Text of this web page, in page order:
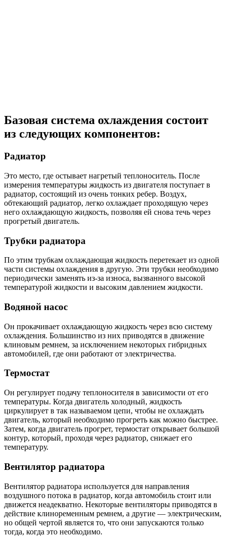
Базовая система охлаждения состоит
из следующих компонентов:
Радиатор
Это место, где остывает нагретый теплоноситель. После
измерения температуры жидкость из двигателя поступает в
радиатор, состоящий из очень тонких ребер. Воздух,
обтекающий радиатор, легко охлаждает проходящую через
него охлаждающую жидкость, позволяя ей снова течь через
прогретый двигатель.
Трубки радиатора
По этим трубкам охлаждающая жидкость перетекает из одной
части системы охлаждения в другую. Эти трубки необходимо
периодически заменять из-за износа, вызванного высокой
температурой жидкости и высоким давлением жидкости.
Водяной насос
Он прокачивает охлаждающую жидкость через всю систему
охлаждения. Большинство из них приводятся в движение
клиновым ремнем, за исключением некоторых гибридных
автомобилей, где они работают от электричества.
Термостат
Он регулирует подачу теплоносителя в зависимости от его
температуры. Когда двигатель холодный, жидкость
циркулирует в так называемом цепи, чтобы не охлаждать
двигатель, который необходимо прогреть как можно быстрее.
Затем, когда двигатель прогрет, термостат открывает большой
контур, который, проходя через радиатор, снижает его
температуру.
Вентилятор радиатора
Вентилятор радиатора используется для направления
воздушного потока в радиатор, когда автомобиль стоит или
движется неадекватно. Некоторые вентиляторы приводятся в
действие клиноременным ремнем, а другие — электрическим,
но общей чертой является то, что они запускаются только
тогда, когда это необходимо.